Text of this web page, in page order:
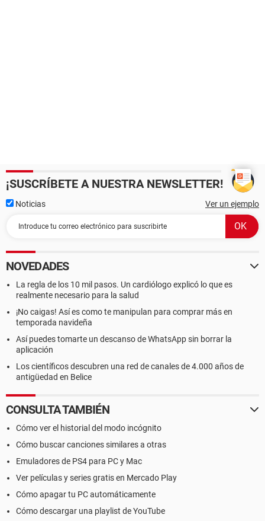
¡SUSCRÍBETE A NUESTRA NEWSLETTER!
Noticias Ver un ejemplo
NOVEDADES
La regla de los 10 mil pasos. Un cardiólogo explicó lo que es
realmente necesario para la salud
¡No caigas! Así es como te manipulan para comprar más en
temporada navideña
Así puedes tomarte un descanso de WhatsApp sin borrar la
aplicación
Los científicos descubren una red de canales de 4.000 años de
antigüedad en Belice
CONSULTA TAMBIÉN
Cómo ver el historial del modo incógnito
Cómo buscar canciones similares a otras
Emuladores de PS4 para PC y Mac
Ver películas y series gratis en Mercado Play
Cómo apagar tu PC automáticamente
Cómo descargar una playlist de YouTube